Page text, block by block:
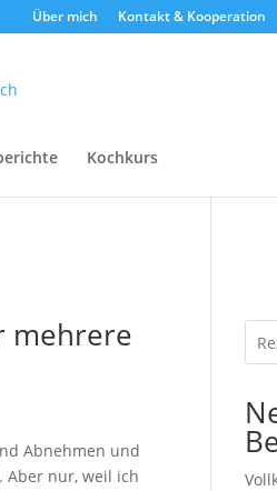
Über mich Kontakt & Kooperation
Kochkurs
mehrere
Abnehmen und
Aber nur, weil ich